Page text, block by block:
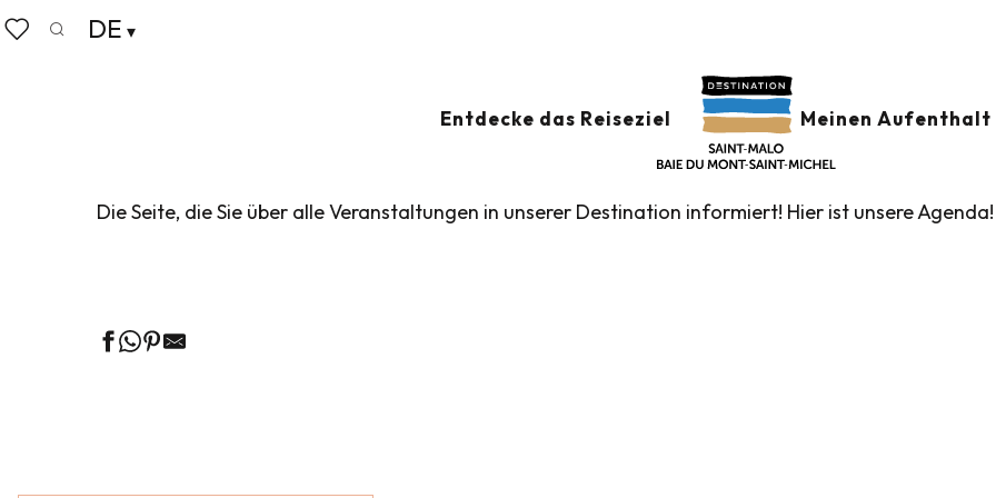
Aller
au
DE
Entdecke das Reiseziel Meinen
Startseite
VERANSTALTUNGSKALENDERAjouter
Die Seite, die Sie über alle Veranstaltungen in unserer Destination informiert! Hier ist unsere Agenda!